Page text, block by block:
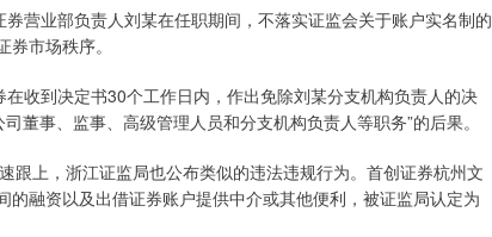
营业部负责人刘某在任职期间，不落实证监会关于账户实名制的
市场秩序。
收到决定书30个工作日内，作出免除刘某分支机构负责人的决
董事、监事、高级管理人员和分支机构负责人等职务”的后果。
跟上，浙江证监局也公布类似的违法违规行为。首创证券杭州文
融资以及出借证券账户提供中介或其他便利，被证监局认定为